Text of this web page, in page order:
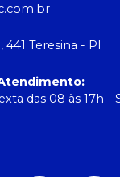
441 Teresina - PI
:
das 08 às 17h -